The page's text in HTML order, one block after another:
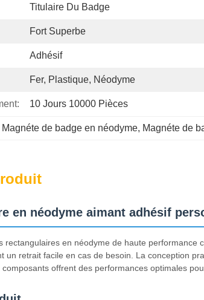
Titulaire Du Badge
Fort Superbe
Adhésif
Fer, Plastique, Néodyme
10 Jours 10000 Pièces
Magnéte de badge en néodyme, Magnéte de
en néodyme aimant adhésif
rectangulaires en néodyme de haute
un retrait facile en cas de besoin. La conception
offrent des performances optimales